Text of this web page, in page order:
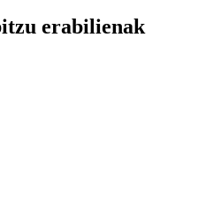
erabilienak